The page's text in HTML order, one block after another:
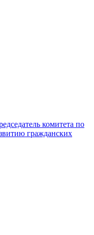
комитета по
гражданских